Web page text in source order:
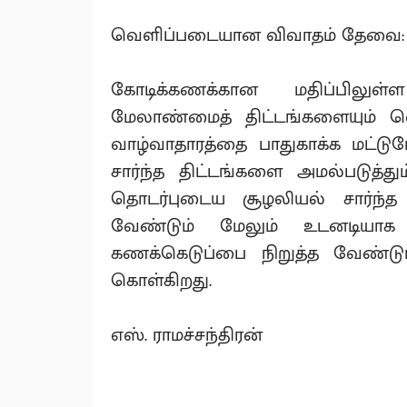
வெளிப்படையான விவாதம் தேவை:
கோடிக்கணக்கான
மேலாண்மைத் திட்டங்களையும்
வாழ்வாதாரத்தை பாதுகாக்க
சார்ந்த திட்டங்களை
தொடர்புடைய சூழலியல்
வேண்டும் மேலும் உடனடியாக
கணக்கெடுப்பை நிறுத்த
கொள்கிறது.
எஸ். ராமச்சந்திரன்